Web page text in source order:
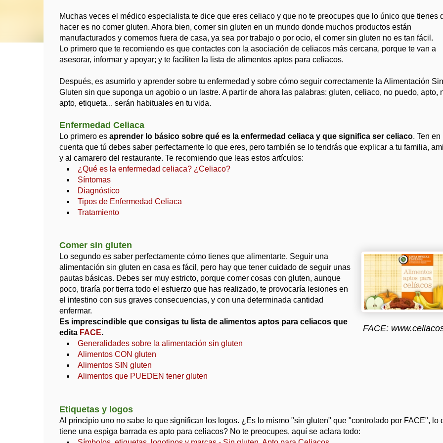
Muchas veces el médico especialista te dice que eres celiaco y que no te preocupes que lo único que tienes
hacer es no comer gluten. Ahora bien, comer sin gluten en un mundo donde muchos productos están
manufacturados y comemos fuera de casa, ya sea por trabajo o por ocio, el comer sin gluten no es tan fácil.
Lo primero que te recomiendo es que contactes con la asociación de celiacos más cercana, porque te van a
asesorar, informar y apoyar; y te faciliten la lista de alimentos aptos para celiacos.
Después, es asumirlo y aprender sobre tu enfermedad y sobre cómo seguir correctamente la Alimentación Sin
Gluten sin que suponga un agobio o un lastre. A partir de ahora las palabras: gluten, celiaco, no puedo, apto,
apto, etiqueta... serán habituales en tu vida.
Enfermedad Celiaca
Lo primero es aprender lo básico sobre qué es la enfermedad celiaca y que significa ser celiaco. Ten en
cuenta que tú debes saber perfectamente lo que eres, pero también se lo tendrás que explicar a tu familia,
y al camarero del restaurante. Te recomiendo que leas estos artículos:
¿Qué es la enfermedad celiaca? ¿Celiaco?
Síntomas
Diagnóstico
Tipos de Enfermedad Celiaca
Tratamiento
Comer sin gluten
FACE:
Lo segundo es saber perfectamente cómo tienes que alimentarte. Seguir una
alimentación sin gluten en casa es fácil, pero hay que tener cuidado de seguir unas
pautas básicas. Debes ser muy estricto, porque comer cosas con gluten, aunque
poco, tiraría por tierra todo el esfuerzo que has realizado, te provocaría lesiones en
el intestino con sus graves consecuencias, y con una determinada cantidad
enfermar.
Es imprescindible que consigas tu lista de alimentos aptos para celiacos que
edita FACE.
Generalidades sobre la alimentación sin gluten
Alimentos CON gluten
Alimentos SIN gluten
Alimentos que PUEDEN tener gluten
Etiquetas y logos
Al principio uno no sabe lo que significan los logos. ¿Es lo mismo "sin gluten" que "controlado por FACE", lo
tiene una espiga barrada es apto para celiacos? No te preocupes, aquí se aclara todo: